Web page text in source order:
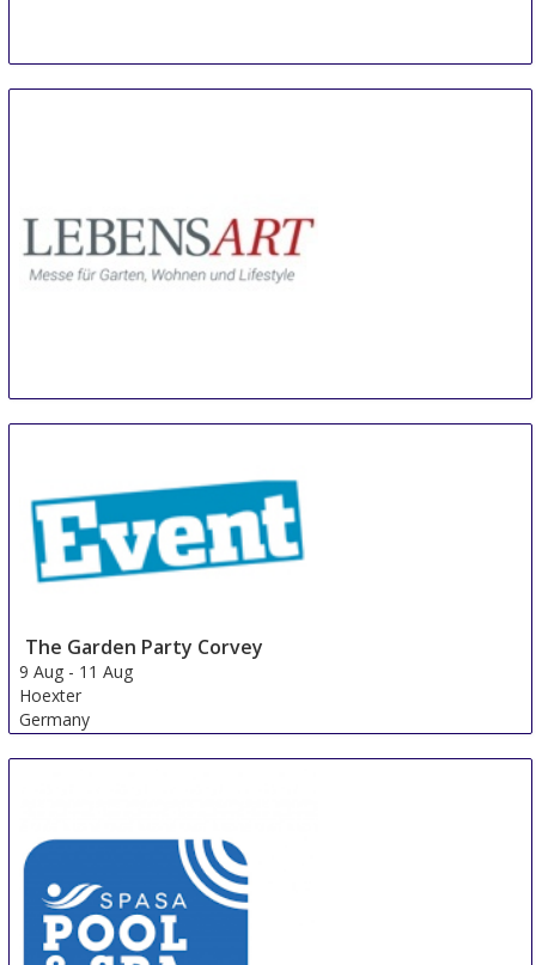
The Garden Party Corvey
9 Aug - 11 Aug
Hoexter
Germany